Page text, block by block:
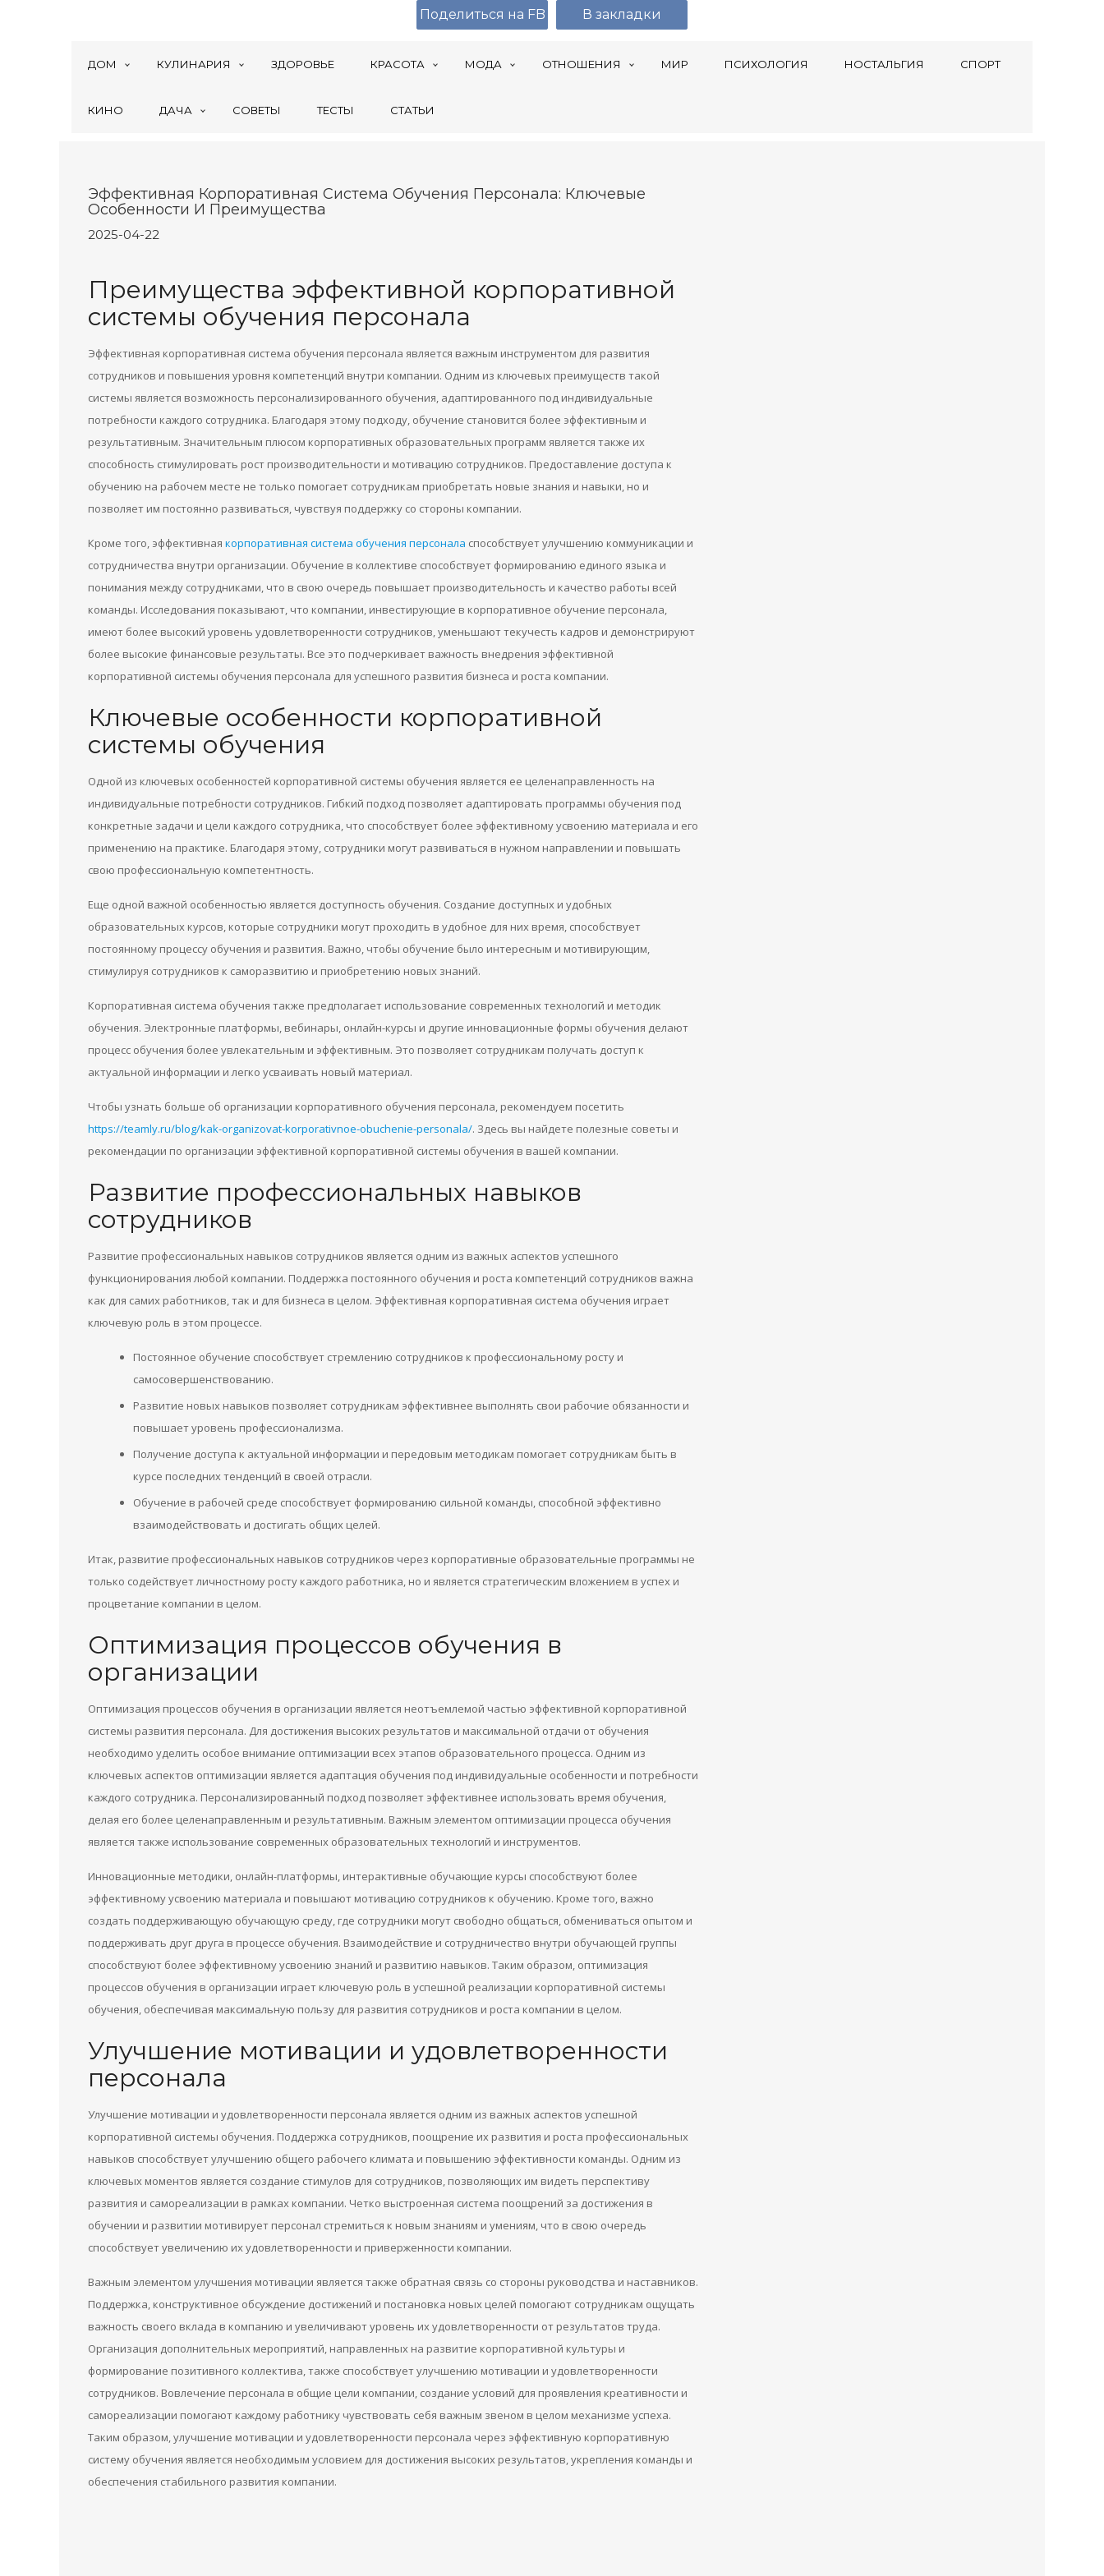
ДОМ КУЛИНАРИЯ ЗДОРОВЬЕ КРАСОТА МОДА ОТНОШЕНИЯ МИР ПСИХОЛОГИЯ НОСТАЛЬГИЯ СПОРТ
КИНО ДАЧА СОВЕТЫ ТЕСТЫ СТАТЬИ
Эффективная Корпоративная Система Обучения Персонала: Ключевые
Особенности И Преимущества
2025-04-22
Преимущества эффективной корпоративной
системы обучения персонала
Эффективная корпоративная система обучения персонала является важным инструментом для развития
сотрудников и повышения уровня компетенций внутри компании. Одним из ключевых преимуществ такой
системы является возможность персонализированного обучения, адаптированного под индивидуальные
потребности каждого сотрудника. Благодаря этому подходу, обучение становится более эффективным и
результативным. Значительным плюсом корпоративных образовательных программ является также их
способность стимулировать рост производительности и мотивацию сотрудников. Предоставление доступа к
обучению на рабочем месте не только помогает сотрудникам приобретать новые знания и навыки, но и
позволяет им постоянно развиваться, чувствуя поддержку со стороны компании.
Кроме того, эффективная корпоративная система обучения персонала способствует улучшению коммуникации и
сотрудничества внутри организации. Обучение в коллективе способствует формированию единого языка и
понимания между сотрудниками, что в свою очередь повышает производительность и качество работы всей
команды. Исследования показывают, что компании, инвестирующие в корпоративное обучение персонала,
имеют более высокий уровень удовлетворенности сотрудников, уменьшают текучесть кадров и демонстрируют
более высокие финансовые результаты. Все это подчеркивает важность внедрения эффективной
корпоративной системы обучения персонала для успешного развития бизнеса и роста компании.
Ключевые особенности корпоративной
системы обучения
Одной из ключевых особенностей корпоративной системы обучения является ее целенаправленность на
индивидуальные потребности сотрудников. Гибкий подход позволяет адаптировать программы обучения под
конкретные задачи и цели каждого сотрудника, что способствует более эффективному усвоению материала и его
применению на практике. Благодаря этому, сотрудники могут развиваться в нужном направлении и повышать
свою профессиональную компетентность.
Еще одной важной особенностью является доступность обучения. Создание доступных и удобных
образовательных курсов, которые сотрудники могут проходить в удобное для них время, способствует
постоянному процессу обучения и развития. Важно, чтобы обучение было интересным и мотивирующим,
стимулируя сотрудников к саморазвитию и приобретению новых знаний.
Корпоративная система обучения также предполагает использование современных технологий и методик
обучения. Электронные платформы, вебинары, онлайн-курсы и другие инновационные формы обучения делают
процесс обучения более увлекательным и эффективным. Это позволяет сотрудникам получать доступ к
актуальной информации и легко усваивать новый материал.
Чтобы узнать больше об организации корпоративного обучения персонала, рекомендуем посетить
https://teamly.ru/blog/kak-organizovat-korporativnoe-obuchenie-personala/. Здесь вы найдете полезные советы и
рекомендации по организации эффективной корпоративной системы обучения в вашей компании.
Развитие профессиональных навыков
сотрудников
Развитие профессиональных навыков сотрудников является одним из важных аспектов успешного
функционирования любой компании. Поддержка постоянного обучения и роста компетенций сотрудников важна
как для самих работников, так и для бизнеса в целом. Эффективная корпоративная система обучения играет
ключевую роль в этом процессе.
Постоянное обучение способствует стремлению сотрудников к профессиональному росту и
самосовершенствованию.
Развитие новых навыков позволяет сотрудникам эффективнее выполнять свои рабочие обязанности и
повышает уровень профессионализма.
Получение доступа к актуальной информации и передовым методикам помогает сотрудникам быть в
курсе последних тенденций в своей отрасли.
Обучение в рабочей среде способствует формированию сильной команды, способной эффективно
взаимодействовать и достигать общих целей.
Итак, развитие профессиональных навыков сотрудников через корпоративные образовательные программы не
только содействует личностному росту каждого работника, но и является стратегическим вложением в успех и
процветание компании в целом.
Оптимизация процессов обучения в
организации
Оптимизация процессов обучения в организации является неотъемлемой частью эффективной корпоративной
системы развития персонала. Для достижения высоких результатов и максимальной отдачи от обучения
необходимо уделить особое внимание оптимизации всех этапов образовательного процесса. Одним из
ключевых аспектов оптимизации является адаптация обучения под индивидуальные особенности и потребности
каждого сотрудника. Персонализированный подход позволяет эффективнее использовать время обучения,
делая его более целенаправленным и результативным. Важным элементом оптимизации процесса обучения
является также использование современных образовательных технологий и инструментов.
Инновационные методики, онлайн-платформы, интерактивные обучающие курсы способствуют более
эффективному усвоению материала и повышают мотивацию сотрудников к обучению. Кроме того, важно
создать поддерживающую обучающую среду, где сотрудники могут свободно общаться, обмениваться опытом и
поддерживать друг друга в процессе обучения. Взаимодействие и сотрудничество внутри обучающей группы
способствуют более эффективному усвоению знаний и развитию навыков. Таким образом, оптимизация
процессов обучения в организации играет ключевую роль в успешной реализации корпоративной системы
обучения, обеспечивая максимальную пользу для развития сотрудников и роста компании в целом.
Улучшение мотивации и удовлетворенности
персонала
Улучшение мотивации и удовлетворенности персонала является одним из важных аспектов успешной
корпоративной системы обучения. Поддержка сотрудников, поощрение их развития и роста профессиональных
навыков способствует улучшению общего рабочего климата и повышению эффективности команды. Одним из
ключевых моментов является создание стимулов для сотрудников, позволяющих им видеть перспективу
развития и самореализации в рамках компании. Четко выстроенная система поощрений за достижения в
обучении и развитии мотивирует персонал стремиться к новым знаниям и умениям, что в свою очередь
способствует увеличению их удовлетворенности и приверженности компании.
Важным элементом улучшения мотивации является также обратная связь со стороны руководства и наставников.
Поддержка, конструктивное обсуждение достижений и постановка новых целей помогают сотрудникам ощущать
важность своего вклада в компанию и увеличивают уровень их удовлетворенности от результатов труда.
Организация дополнительных мероприятий, направленных на развитие корпоративной культуры и
формирование позитивного коллектива, также способствует улучшению мотивации и удовлетворенности
сотрудников. Вовлечение персонала в общие цели компании, создание условий для проявления креативности и
самореализации помогают каждому работнику чувствовать себя важным звеном в целом механизме успеха.
Таким образом, улучшение мотивации и удовлетворенности персонала через эффективную корпоративную
систему обучения является необходимым условием для достижения высоких результатов, укрепления команды и
обеспечения стабильного развития компании.
Поделиться на FB В закладки